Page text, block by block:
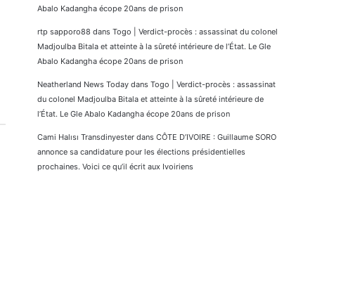
Abalo Kadangha écope 20ans de prison
rtp sapporo88 dans Togo | Verdict-procès : assassinat du colonel
Madjoulba Bitala et atteinte à la sûreté intérieure de l’État. Le Gle
Abalo Kadangha écope 20ans de prison
Neatherland News Today dans Togo | Verdict-procès : assassinat
du colonel Madjoulba Bitala et atteinte à la sûreté intérieure de
l’État. Le Gle Abalo Kadangha écope 20ans de prison
Cami Halısı Transdinyester dans CÔTE D’IVOIRE : Guillaume SORO
annonce sa candidature pour les élections présidentielles
prochaines. Voici ce qu’il écrit aux Ivoiriens